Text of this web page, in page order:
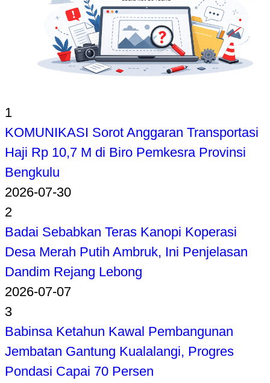
1
KOMUNIKASI Sorot Anggaran Transportasi
Haji Rp 10,7 M di Biro Pemkesra Provinsi
Bengkulu
2026-07-30
2
Badai Sebabkan Teras Kanopi Koperasi
Desa Merah Putih Ambruk, Ini Penjelasan
Dandim Rejang Lebong
2026-07-07
3
Babinsa Ketahun Kawal Pembangunan
Jembatan Gantung Kualalangi, Progres
Pondasi Capai 70 Persen